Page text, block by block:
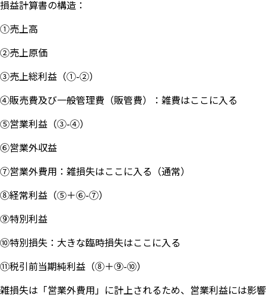
損益計算書の構造：
①売上高
②売上原価
③売上総利益（①-②）
④販売費及び一般管理費（販管費）：雑費はここに入る
⑤営業利益（③-④）
⑥営業外収益
⑦営業外費用：雑損失はここに入る（通常）
⑧経常利益（⑤＋⑥-⑦）
⑨特別利益
⑩特別損失：大きな臨時損失はここに入る
⑪税引前当期純利益（⑧＋⑨-⑩）
雑損失は「営業外費用」に計上されるため、営業利益には影